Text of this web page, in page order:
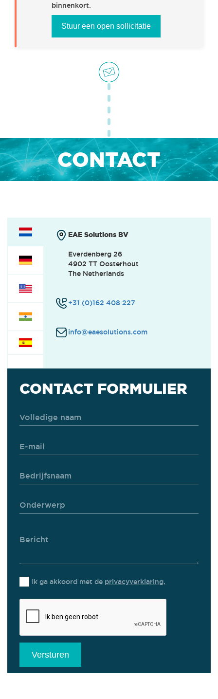
CUSTOMER SUPPORT & FIELD SERVICE
(0)
binnenkort.
Stuur een open sollicitatie
CONTACT
EAE Solutions BV
Everdenberg 26
4902 TT Oosterhout
The Netherlands
+31 (0)162 408 227
info@eaesolutions.com
CONTACT FORMULIER
Ik ga akkoord met de privacyverklaring.
Versturen